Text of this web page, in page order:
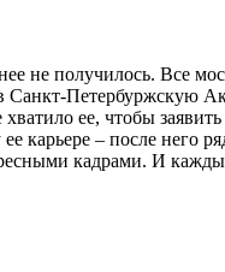
не получилось. Все
Санкт-Петербуржскую
ее, чтобы
карьере – после него
кадрами. И